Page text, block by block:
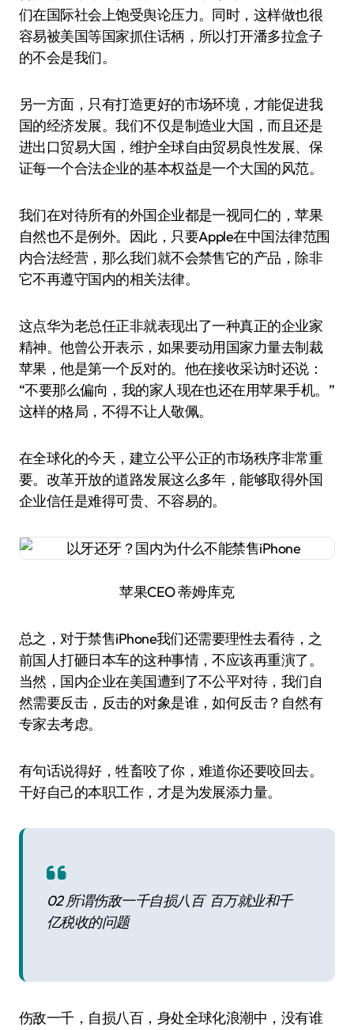
们在国际社会上饱受舆论压力。同时，这样做也很
容易被美国等国家抓住话柄，所以打开潘多拉盒子
的不会是我们。
另一方面，只有打造更好的市场环境，才能促进我
国的经济发展。我们不仅是制造业大国，而且还是
进出口贸易大国，维护全球自由贸易良性发展、保
证每一个合法企业的基本权益是一个大国的风范。
我们在对待所有的外国企业都是一视同仁的，苹果
自然也不是例外。因此，只要Apple在中国法律范围
内合法经营，那么我们就不会禁售它的产品，除非
它不再遵守国内的相关法律。
这点华为老总任正非就表现出了一种真正的企业家
精神。他曾公开表示，如果要动用国家力量去制裁
苹果，他是第一个反对的。他在接收采访时还说：
“不要那么偏向，我的家人现在也还在用苹果手机。”
这样的格局，不得不让人敬佩。
在全球化的今天，建立公平公正的市场秩序非常重
要。改革开放的道路发展这么多年，能够取得外国
企业信任是难得可贵、不容易的。
苹果CEO 蒂姆·库克
总之，对于禁售iPhone我们还需要理性去看待，之
前国人打砸日本车的这种事情，不应该再重演了。
当然，国内企业在美国遭到了不公平对待，我们自
然需要反击，反击的对象是谁，如何反击？自然有
专家去考虑。
有句话说得好，牲畜咬了你，难道你还要咬回去。
干好自己的本职工作，才是为发展添力量。
02 所谓伤敌一千自损八百 百万就业和千
亿税收的问题
伤敌一千，自损八百，身处全球化浪潮中，没有谁